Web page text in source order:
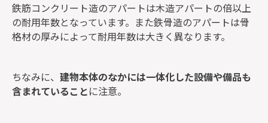
鉄筋コンクリート造のアパートは木造アパートの倍以上
の耐用年数となっています。また鉄骨造のアパートは骨
格材の厚みによって耐用年数は大きく異なります。
ちなみに、 建物本体のなかには一体化した設備や備品も
含まれていることに注意。